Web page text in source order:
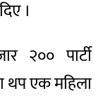
।
२०० पार्टी
एक महिला